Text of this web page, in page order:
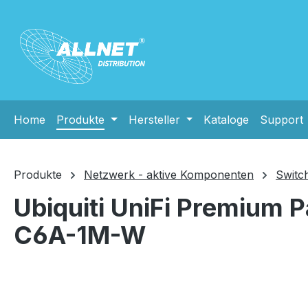
Home Produkte Hersteller Kataloge Support
Produkte Netzwerk - aktive Komponenten
Ubiquiti UniFi Premium
C6A-1M-W